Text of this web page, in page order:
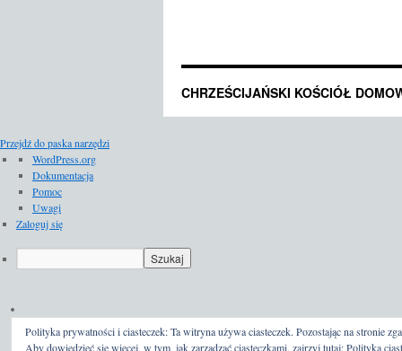
CHRZEŚCIJAŃSKI KOŚCIÓŁ
Polityka prywatności i ciasteczek: Ta witryna używa ciasteczek. Pozostając na stronie
Aby dowiedzieć się więcej, w tym, jak zarządzać ciasteczkami, zajrzyj tutaj:Polityka
Przejdź do paska narzędzi
O
WordPressie
WordPress.org
Dokumentacja
Pomoc
Uwagi
Zaloguj się
Szukaj